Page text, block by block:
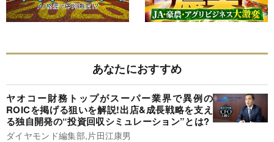
あなたにおすすめ
ヤオコー財務トップがスーパー業界で異例の
ROICを掲げる狙いを解説!出店&成長戦略を支え
る独自開発の“投資回収シミュレーション”とは?
ダイヤモンド編集部,片田江康男